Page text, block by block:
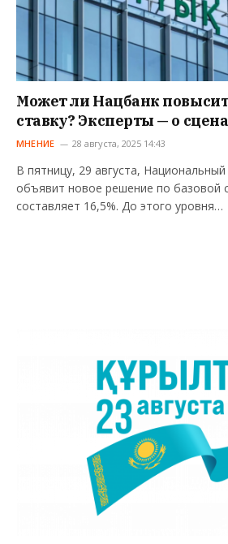
Может ли Нацбанк
ставку? Эксперты — о
МНЕНИЕ 28 августа, 2025 14:43
В пятницу, 29 августа,
объявит новое решение по базовой
составляет 16,5%. До этого уровня…